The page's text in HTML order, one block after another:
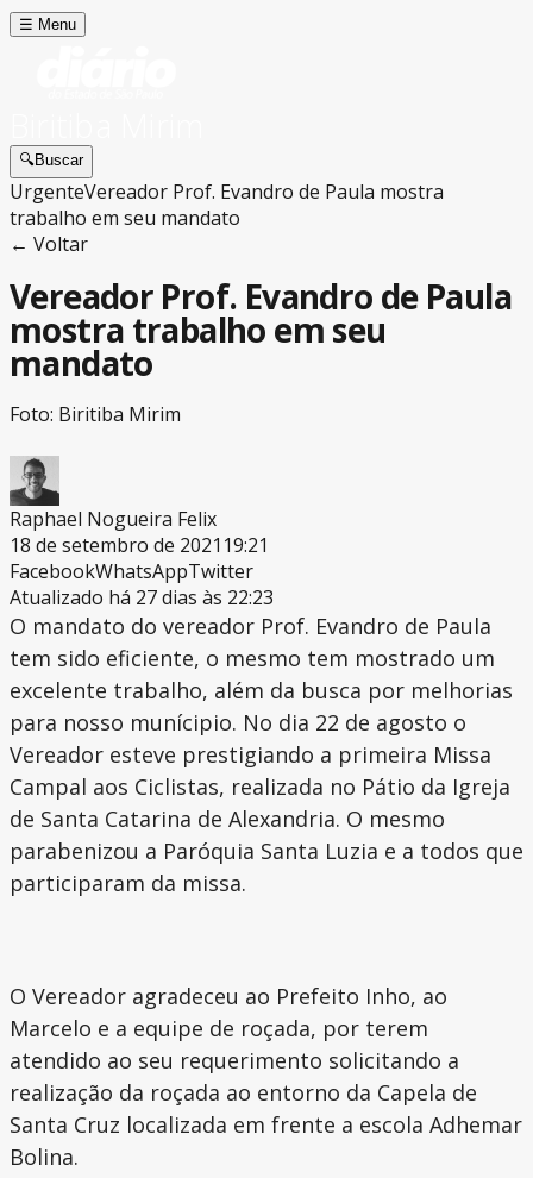
☰ Menu
🔍Buscar
UrgenteVereador Prof. Evandro de Paula mostra
trabalho em seu mandato
← Voltar
Vereador Prof. Evandro de Paula
mostra trabalho em seu
mandato
Foto: Biritiba Mirim
Raphael Nogueira Felix
18 de setembro de 2021 19:21
FacebookWhatsAppTwitter
Atualizado há 27 dias às 22:23
O mandato do vereador Prof. Evandro de Paula
tem sido eficiente, o mesmo tem mostrado um
excelente trabalho, além da busca por melhorias
para nosso munícipio. No dia 22 de agosto o
Vereador esteve prestigiando a primeira Missa
Campal aos Ciclistas, realizada no Pátio da Igreja
de Santa Catarina de Alexandria. O mesmo
parabenizou a Paróquia Santa Luzia e a todos que
participaram da missa.
O Vereador agradeceu ao Prefeito Inho, ao
Marcelo e a equipe de roçada, por terem
atendido ao seu requerimento solicitando a
realização da roçada ao entorno da Capela de
Santa Cruz localizada em frente a escola Adhemar
Bolina.